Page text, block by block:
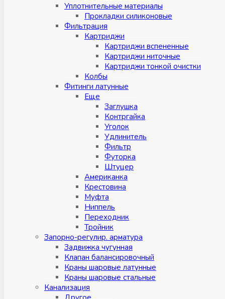
Уплотнительные материалы
Прокладки силиконовые
Фильтрация
Картриджи
Картриджи вспененные
Картриджи ниточные
Картриджи тонкой очистки
Колбы
Фитинги латунные
Eщe
Заглушка
Контргайка
Уголок
Удлинитель
Фильтр
Футорка
Штуцер
Американка
Крестовина
Муфта
Ниппель
Переходник
Тройник
Запорно-регулир. арматура
Задвижка чугунная
Клапан балансировочный
Краны шаровые латунные
Краны шаровые стальные
Канализация